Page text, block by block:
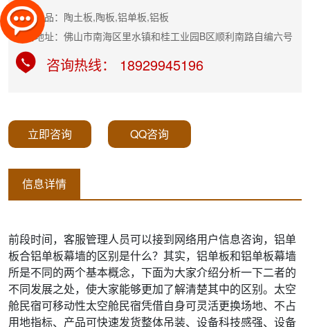
主营产品：陶土板,陶板,铝单板,铝板
公司地址：佛山市南海区里水镇和桂工业园B区顺利南路自编六号
咨询热线： 18929945196
立即咨询 QQ咨询
信息详情
前段时间，客服管理人员可以接到网络用户信息咨询，铝单
板合铝单板幕墙的区别是什么？其实，铝单板和铝单板幕墙
所是不同的两个基本概念，下面为大家介绍分析一下二者的
不同发展之处，使大家能够更加了解清楚其中的区别。太空
舱民宿可移动性太空舱民宿凭借自身可灵活更换场地、不占
用地指标、产品可快速发货整体吊装、设备科技感强、设备